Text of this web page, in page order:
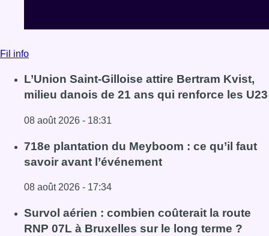
Fil info
L’Union Saint-Gilloise attire Bertram Kvist,
milieu danois de 21 ans qui renforce les U23
08 août 2026 - 18:31
Lire l'article L’Union Saint-Gilloise attire Bertram Kvist,
718e plantation du Meyboom : ce qu’il faut
savoir avant l’événement
08 août 2026 - 17:34
Lire l'article 718e plantation du Meyboom : ce qu’il faut
Survol aérien : combien coûterait la route
RNP 07L à Bruxelles sur le long terme ?